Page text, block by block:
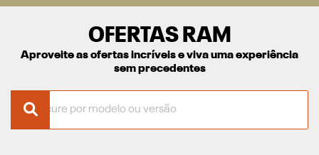
OFERTAS RAM
Aproveite as ofertas incríveis e viva uma experiência
sem precedentes